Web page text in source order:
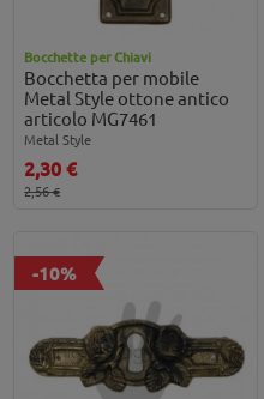
Bocchette per Chiavi
Bocchetta per mobile
Metal Style ottone antico
articolo MG7461
Metal Style
2,30 €
2,56 €
-10%